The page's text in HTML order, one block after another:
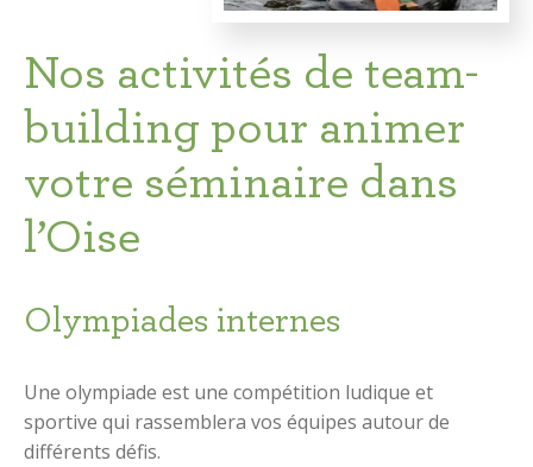
Nos activités de team-
building pour animer
votre séminaire dans
l’Oise
Olympiades internes
Une olympiade est une compétition ludique et
sportive qui rassemblera vos équipes autour de
différents défis.